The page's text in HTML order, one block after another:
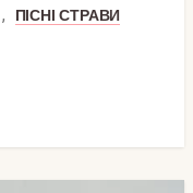
,
ПІСНІ СТРАВИ